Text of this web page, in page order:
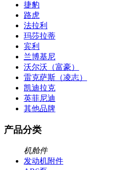
捷豹
路虎
法拉利
玛莎拉蒂
宾利
兰博基尼
沃尔沃（富豪）
雷克萨斯（凌志）
凯迪拉克
英菲尼迪
其他品牌
产品分类
机舱件
发动机附件